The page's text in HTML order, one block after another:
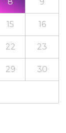
8 9
15 16
22 23
29 30